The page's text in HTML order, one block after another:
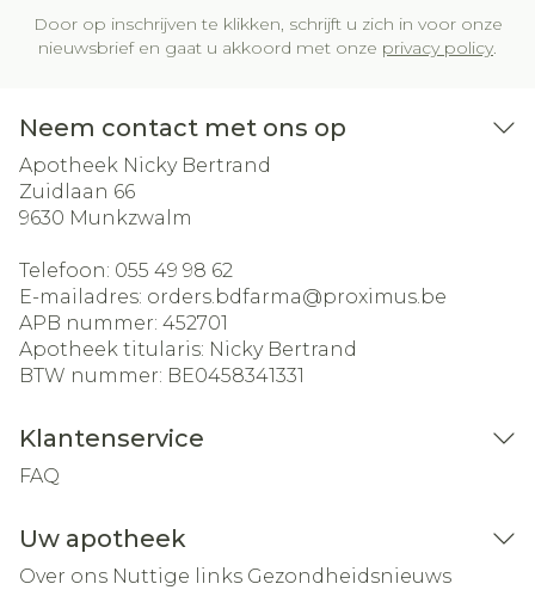
Door op inschrijven te klikken, schrijft u zich in voor onze
nieuwsbrief en gaat u akkoord met onze privacy policy.
Neem contact met ons op
Apotheek Nicky Bertrand
Zuidlaan 66
9630 Munkzwalm
Telefoon: 055 49 98 62
E-mailadres: orders.bdfarma@proximus.be
APB nummer: 452701
Apotheek titularis: Nicky Bertrand
BTW nummer: BE0458341331
Klantenservice
FAQ
Uw apotheek
Over ons Nuttige links Gezondheidsnieuws